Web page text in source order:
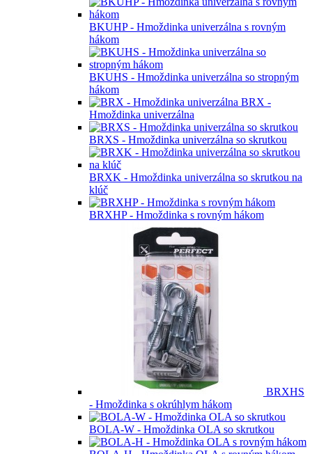
BKUHP - Hmoždinka univerzálna s rovným
hákom
BKUHS - Hmoždinka univerzálna so stropným
hákom
BRX -
Hmoždinka univerzálna
BRXS - Hmoždinka univerzálna so skrutkou
BRXK - Hmoždinka univerzálna so skrutkou na
klúč
BRXHP - Hmoždinka s rovným hákom
BRXHS
- Hmoždinka s okrúhlym hákom
BOLA-W - Hmoždinka OLA so skrutkou